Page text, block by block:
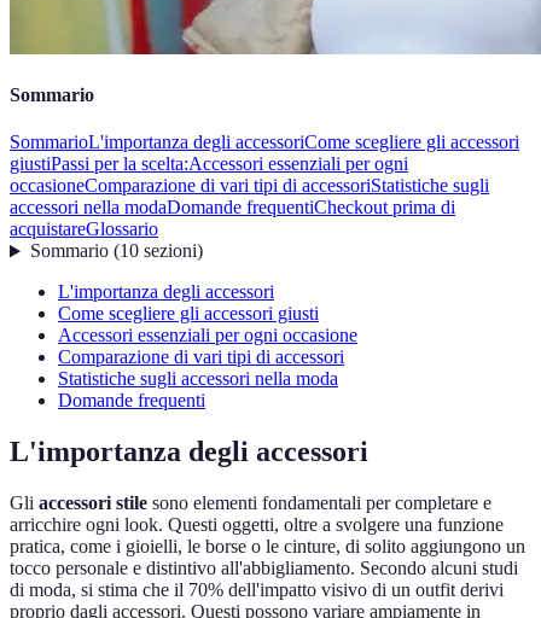
Sommario
SommarioL'importanza degli accessoriCome scegliere gli accessori
giustiPassi per la scelta:Accessori essenziali per ogni
occasioneComparazione di vari tipi di accessoriStatistiche sugli
accessori nella modaDomande frequentiCheckout prima di
acquistareGlossario
Sommario(10 sezioni)
L'importanza degli accessori
Come scegliere gli accessori giusti
Accessori essenziali per ogni occasione
Comparazione di vari tipi di accessori
Statistiche sugli accessori nella moda
Domande frequenti
L'importanza degli accessori
Gli accessori stile sono elementi fondamentali per completare e
arricchire ogni look. Questi oggetti, oltre a svolgere una funzione
pratica, come i gioielli, le borse o le cinture, di solito aggiungono un
tocco personale e distintivo all'abbigliamento. Secondo alcuni studi
di moda, si stima che il 70% dell'impatto visivo di un outfit derivi
proprio dagli accessori. Questi possono variare ampiamente in